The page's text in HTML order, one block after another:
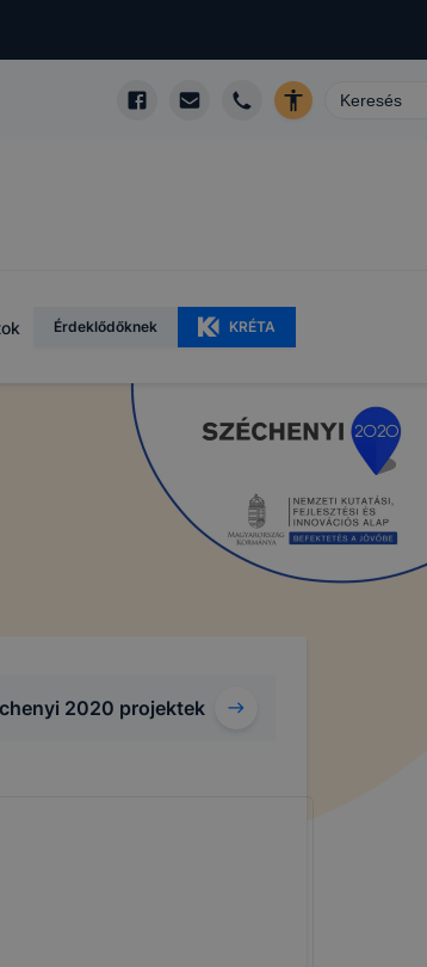
Érdeklődőknek KRÉTA
2020 projektek